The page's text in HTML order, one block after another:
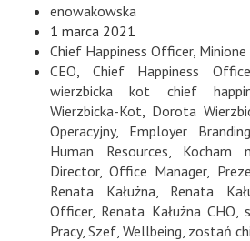
enowakowska
1 marca 2021
Chief Happiness Officer,
CEO
Chief Happiness
wierzbicka kot chief
Wierzbicka-Kot
Dorota
Operacyjny, Employer Branding
Human Resources
Kocham
Director,Office Manager,
Renata Kałużna
Renata
Officer, Renata Kałużna CHO ,
Pracy, Szef Wellbeing zostań